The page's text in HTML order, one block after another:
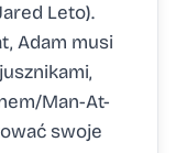
Leto).
Adam musi
Man-At-
swoje